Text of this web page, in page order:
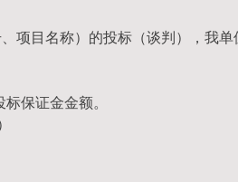
项目名称）的投标（谈判），我单
标保证金金额。